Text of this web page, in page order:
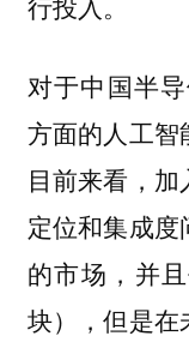
对于中国半
方面的人工智
目前来看，
定位和集成
的市场，并
块），但是在